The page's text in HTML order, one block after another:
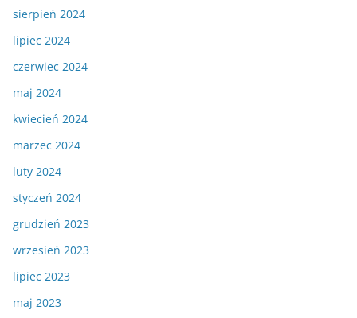
sierpień 2024
lipiec 2024
czerwiec 2024
maj 2024
kwiecień 2024
marzec 2024
luty 2024
styczeń 2024
grudzień 2023
wrzesień 2023
lipiec 2023
maj 2023